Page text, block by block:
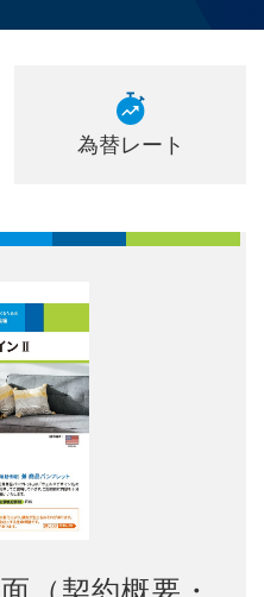
為替レート
（契約概要・